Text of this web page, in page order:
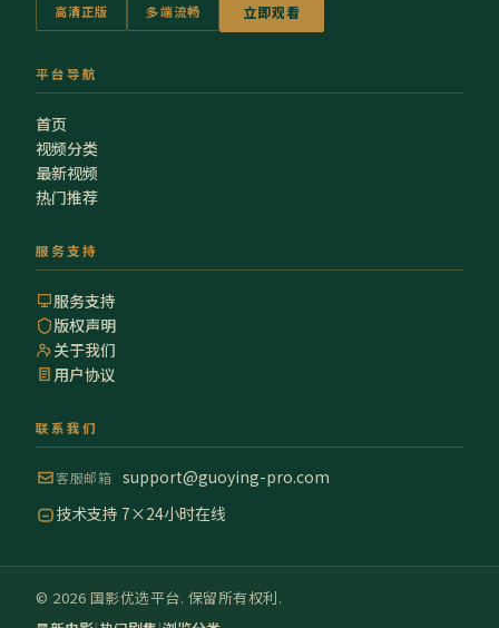
高清正版 多端流畅 立即观看
平台导航
首页
视频分类
最新视频
热门推荐
服务支持
服务支持
版权声明
关于我们
用户协议
联系我们
客服邮箱 support@guoying-pro.com
技术支持 7×24小时在线
© 2026 国影优选平台. 保留所有权利.